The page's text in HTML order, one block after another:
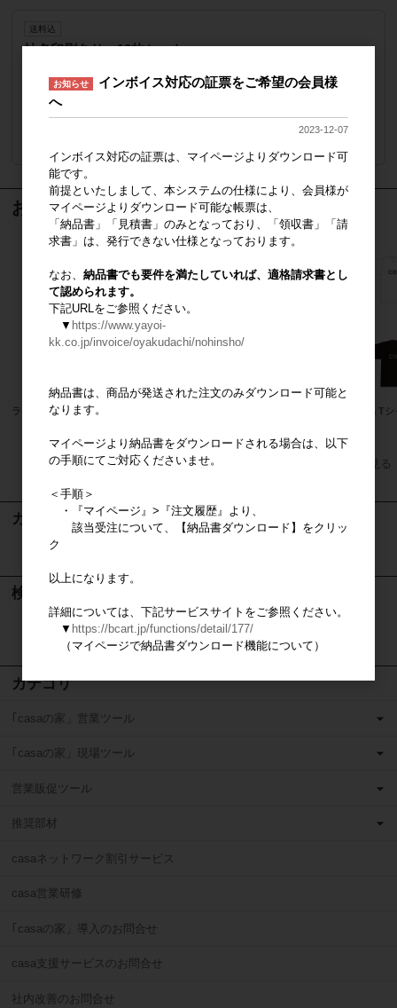
送料込
社名印刷あり：10枚セット
ご注文には
おすすめ商品
ライフプラン案内用パンフレット casa T
すべてのおすすめ商品を見る
カート
検索
カテゴリ
｢casaの家」営業ツール
｢casaの家」現場ツール
営業販促ツール
推奨部材
casaネットワーク割引サービス
casa営業研修
｢casaの家」導入のお問合せ
casa支援サービスのお問合せ
社内改善のお問合せ
お知らせ
インボイス対応の証票をご希望の会員様
へ
2023-12-07
インボイス対応の証票は、マイページよりダウンロード可
能です。
前提といたしまして、本システムの仕様により、会員様が
マイページよりダウンロード可能な帳票は、
「納品書」「見積書」のみとなっており、「領収書」「請
求書」は、発行できない仕様となっております。
なお、 納品書でも要件を満たしていれば、適格請求書とし
て認められます。
下記URLをご参照ください。
▼ https://www.yayoi-
kk.co.jp/invoice/oyakudachi/nohinsho/
納品書は、商品が発送された注文のみダウンロード可能と
なります。
マイページより納品書をダウンロードされる場合は、以下
の手順にてご対応くださいませ。
＜手順＞
・『マイページ』>『注文履歴』より、
該当受注について、【納品書ダウンロード】をクリッ
ク
以上になります。
詳細については、下記サービスサイトをご参照ください。
▼ https://bcart.jp/functions/detail/177/
（マイページで納品書ダウンロード機能について）